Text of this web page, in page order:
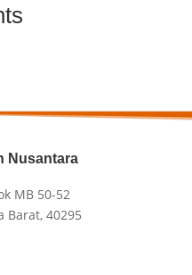
Nusantara
MB 50-52
Barat, 40295